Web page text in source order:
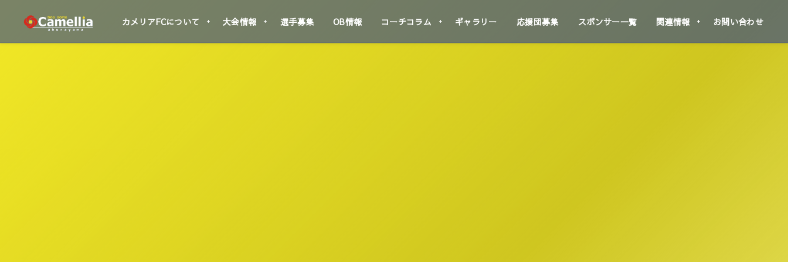
カメリアFCについて 大会情報 選手募集 OB情報 コーチコラム ギャラリー 応援団募集 スポンサー一覧 関連情報 お問い合わせ